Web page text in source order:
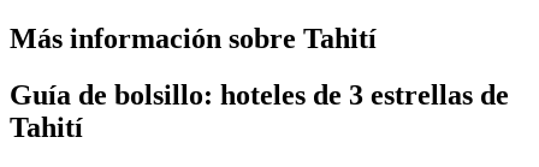
Más información sobre Tahití
Guía de bolsillo: hoteles de 3 estrellas de
Tahití